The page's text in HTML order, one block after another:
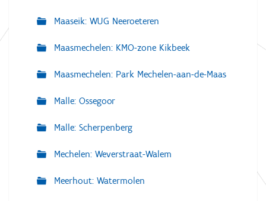
Maaseik: WUG Neeroeteren
Maasmechelen: KMO-zone Kikbeek
Maasmechelen: Park Mechelen-aan-de-Maas
Malle: Ossegoor
Malle: Scherpenberg
Mechelen: Weverstraat-Walem
Meerhout: Watermolen